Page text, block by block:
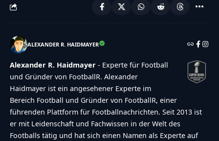
ALEXANDER R. HAIDMAYER
Alexander R. Haidmayer - Experte für Football
und Gründer von FootballR. Alexander
Haidmayer ist ein angesehener Experte im
Bereich Football und Gründer von FootballR, einer
führenden Plattform für Footballnachrichten. Seit 2013 ist
er mit Leidenschaft und Fachwissen in der Welt des
Footballs tätig und hat sich einen Namen als Experte auf